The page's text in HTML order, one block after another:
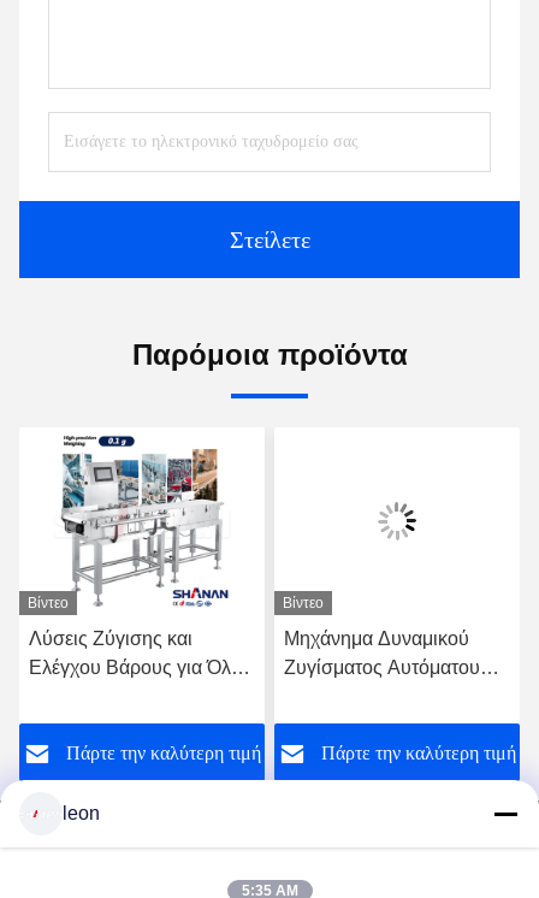
Στείλετε
Παρόμοια προϊόντα
Βίντεο
Λύσεις Ζύγισης και
Ελέγχου Βάρους για Όλες
Ζυγιστικός Μεταφορικός
ΙμάνταςΠάρτε την καλύτερη τιμή
Βίντεο
Μηχάνημα Δυναμικού
Ζυγίσματος Αυτόματου
Ακρίβειας για Συσκευασία
Τροφίμων
Πάρτε την καλύτερη τιμή
leon
5:35 AM